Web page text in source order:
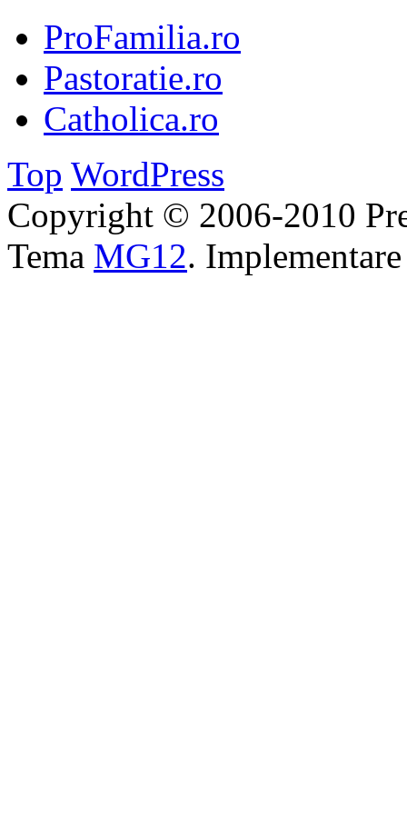
ProFamilia.ro
Pastoratie.ro
Catholica.ro
Top WordPress
Copyright © 2006-2010
Tema MG12.